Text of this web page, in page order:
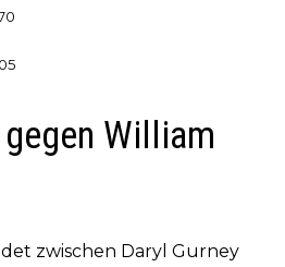
William
zwischen Daryl Gurney